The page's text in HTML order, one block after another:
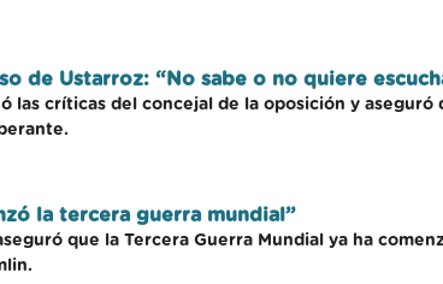
de Ustarroz: “No sabe o no quiere
las críticas del concejal de la oposición y
la tercera guerra mundial”
que la Tercera Guerra Mundial ya ha